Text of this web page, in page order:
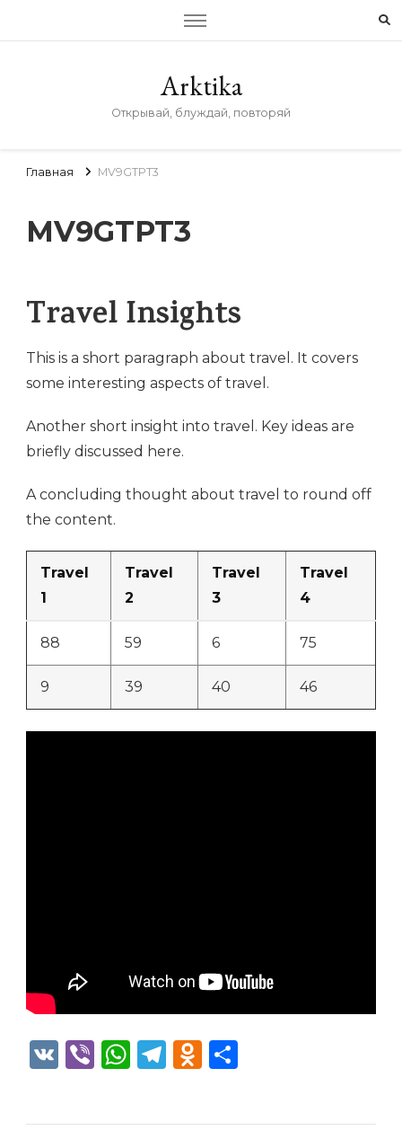
Arktika
Открывай, блуждай, повторяй
Главная MV9GTPT3
MV9GTPT3
Travel Insights
This is a short paragraph about travel. It covers
some interesting aspects of travel.
Another short insight into travel. Key ideas are
briefly discussed here.
A concluding thought about travel to round off
the content.
Travel
1
Travel
2
Travel
3
Travel
4
88 59 6 75
9 39 40 46
VK ViberWhatsApp
Telegram
Odnoklassniki